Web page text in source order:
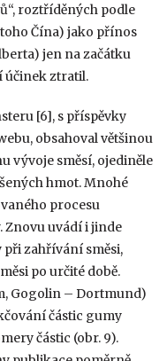
roztříděných podle
Čína) jako přínos
jen na začátku
účinek ztratil.
[6], s příspěvky
obsahoval většinou
vývoje směsí, ojediněle
hmot. Mnohé
procesu
Znovu uvádí i jinde
zahřívání směsi,
po určité době.
Gogolin – Dortmund)
částic gumy
částic (obr. 9).